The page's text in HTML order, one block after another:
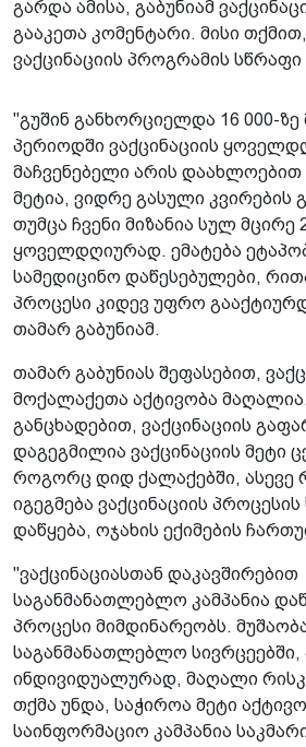
გარდა ამისა, გაბუნიამ
გააკეთა კომენტარი. მისი
ვაქცინაციის პროგრამის
"გუშინ განხორციელდა 16 000-
პერიოდში ვაქცინაციის
მაჩვენებელი არის დაახლოებით
მეტია, ვიდრე გასული კვირების
თუმცა ჩვენი მიზანია სულ მცირე
ყოველდღიურად. ემატება
სამედიცინო დაწესებულები,
პროცესი კიდევ უფრო
თამარ გაბუნიამ.
თამარ გაბუნიას შეფასებით,
მოქალაქეთა აქტივობა
განცხადებით, ვაქცინაციის
დაგეგმილია ვაქცინაციის მეტი
როგორც დიდ ქალაქებში, ასევე
იგეგმება ვაქცინაციის
დაწყება, ოჯახის ექიმების
"ვაქცინაციასთან დაკავშირებით
საგანმანათლებლო კამპანია
პროცესი მიმდინარეობს.
საგანმანათლებლო სივრცეებში,
ინდივიდუალურად, მაღალი
თქმა უნდა, საჭიროა მეტი
საინფორმაციო კამპანია